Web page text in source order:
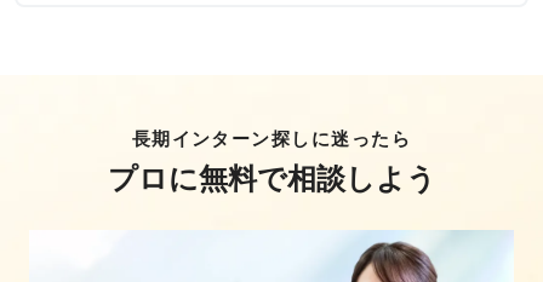
長期インターン探しに迷ったら
プロに無料で相談しよう